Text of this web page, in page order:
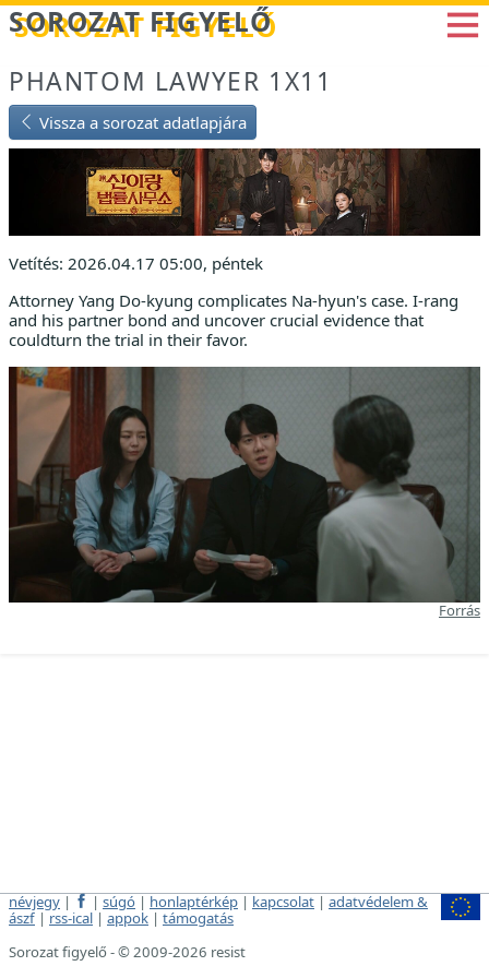
Betöltés...
SOROZAT FIGYELŐ
PHANTOM LAWYER 1X11
Vissza a sorozat adatlapjára
Vetítés: 2026.04.17 05:00, péntek
Attorney Yang Do-kyung complicates Na-hyun's case. I-rang
and his partner bond and uncover crucial evidence that
couldturn the trial in their favor.
Forrás
névjegy | | súgó | honlaptérkép | kapcsolat | adatvédelem &
ászf | rss-ical | appok | támogatás
Sorozat figyelő - © 2009-2026 resist